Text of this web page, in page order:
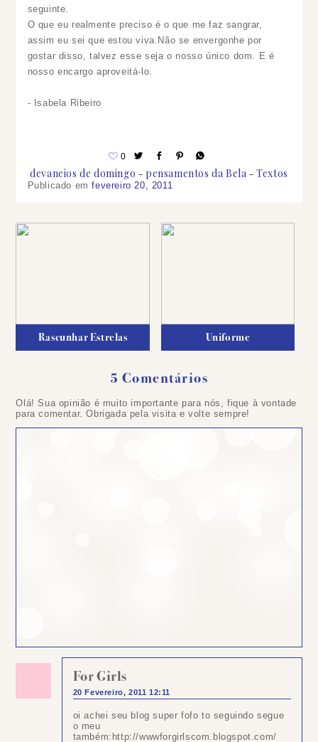
seguinte.
O que eu realmente preciso é o que me faz sangrar,
assim eu sei que estou viva.Não se envergonhe por
gostar disso, talvez esse seja o nosso único dom. E é
nosso encargo aproveitá-lo.
- Isabela Ribeiro
0
devaneios de domingo pensamentos da Bela Textos
Publicado emfevereiro 20, 2011
Rascunhar Estrelas Uniforme
5 Comentários
Olá! Sua opinião é muito importante para nós, fique à vontade
para comentar. Obrigada pela visita e volte sempre!
For Girls
20 Fevereiro, 2011 12:11
oi achei seu blog super fofo to seguindo segue
o meu
também:http://wwwforgirlscom.blogspot.com/